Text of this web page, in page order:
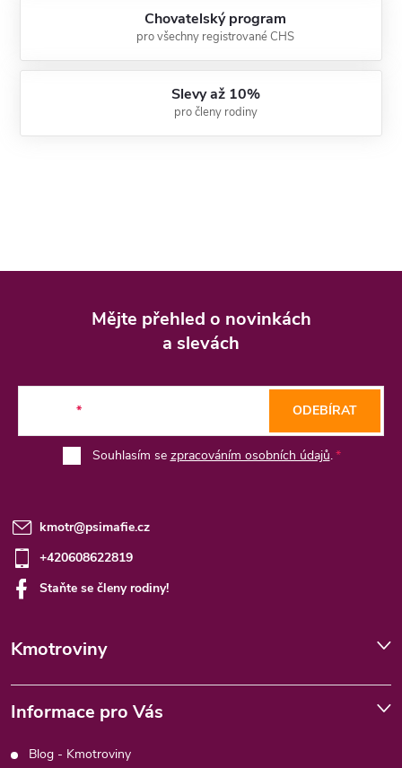
Chovatelský program
pro všechny registrované CHS
Slevy až 10%
pro členy rodiny
Mějte přehled o novinkách
a slevách
Souhlasím se zpracováním osobních údajů.
ODEBÍRAT
kmotr@psimafie.cz
+420608622819
Staňte se členy rodiny!
Kmotroviny
Informace pro Vás
Blog - Kmotroviny